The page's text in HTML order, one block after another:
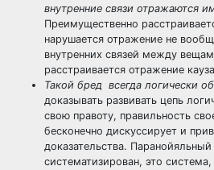
внутренние связи отражаются
Преимущественно
нарушается отражение не
внутренних связей между
расстраивается отражение
Такой бред всегда логически
доказывать развивать цепь
свою правоту, правильность
бесконечно дискуссирует и
доказательства. Паранойяльный
систематизирован, это